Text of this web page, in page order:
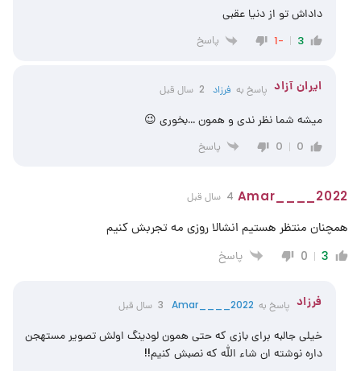
داداش تو از دنیا عقبی
3
-1 پاسخ
ایران آزاد پاسخ به فرزاد 2 سال قبل
میشه شما نظر ندی و همون …بخوری 😉
0
0 پاسخ
Amar____2022 4 سال قبل
همچنان منتظر هستیم انشالا روزی مه تجربش کنیم
3
0 پاسخ
فرزاد پاسخ به Amar____2022 3 سال قبل
خیلی جالبه برای بازی که حتی همون لودینگ اولش تصویر مستهجن
داره نوشته ان شاء الله که نصبش کنیم!!